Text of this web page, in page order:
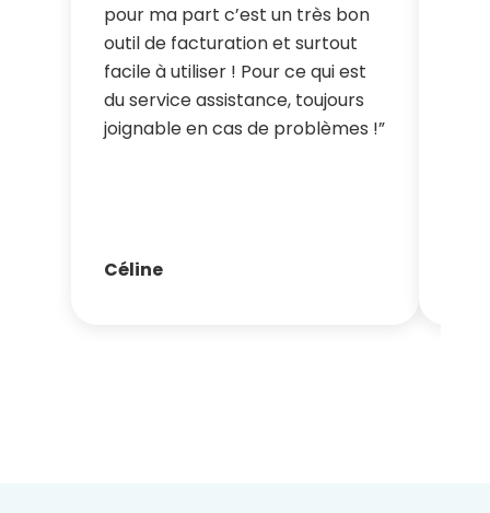
pour ma part c’est un très bon
outil de facturation et surtout
facile à utiliser ! Pour ce qui est
du service assistance, toujours
joignable en cas de problèmes !”
Céline